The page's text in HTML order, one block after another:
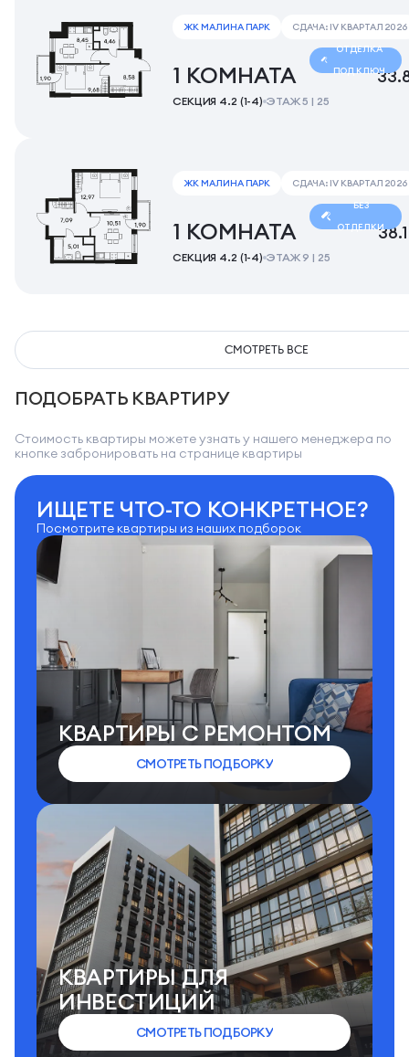
СМОТРЕТЬ ВСЕ
ЖК МАЛИНА ПАРК СДАЧА: IV КВАРТАЛ 2026
1 КОМНАТА
СЕКЦИЯ 4.2 (1-4) ЭТАЖ 5 | 25
ОТДЕЛКА
ПОД КЛЮЧ
ЖК МАЛИНА ПАРК СДАЧА: IV КВАРТАЛ 2026
1 КОМНАТА
СЕКЦИЯ 4.2 (1-4) ЭТАЖ 9 | 25
БЕЗ
ОТДЕЛКИ
ПОДОБРАТЬ КВАРТИРУ
Стоимость квартиры можете узнать у нашего менеджера по
кнопке забронировать на странице квартиры
ИЩЕТЕ ЧТО-ТО КОНКРЕТНОЕ?
Посмотрите квартиры из наших подборок
КВАРТИРЫ C РЕМОНТОМ
СМОТРЕТЬ ПОДБОРКУ
КВАРТИРЫ ДЛЯ
ИНВЕСТИЦИЙ
СМОТРЕТЬ ПОДБОРКУ